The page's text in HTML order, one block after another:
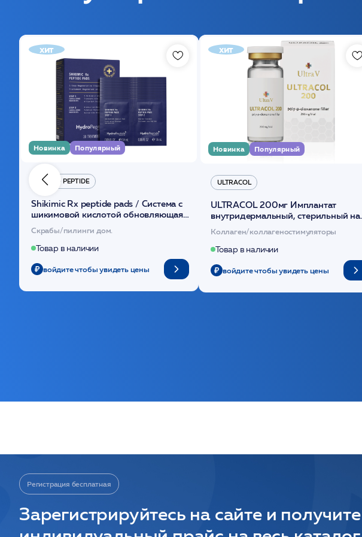
хит
Новинка Популярный
HYDRO PEPTIDE
Shikimic Rx peptide pads / Cистема с
шикимовой кислотой обновляющая
(30шт) /HP
Скрабы/пилинги дом.
Товар в наличии
войдите чтобы увидеть цены
хит
Новинка Популярный
ULTRACOL
ULTRACOL 200мг Имплантат
внутридермальный, стерильный на
основе полидиоксанона /ULTRACOL
Коллаген/коллагеностимуляторы
Товар в наличии
войдите чтобы увидеть цены
Регистрация бесплатная
Зарегистрируйтесь на сайте и получите